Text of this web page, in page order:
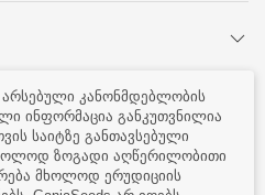
სიახლეები
არსებული კანონმდებლობის
ინფორმაცია განკუთვნილია
საიტზე განთავსებული
ზოგადი აღწერილობითი
მხოლოდ ერუდიციის